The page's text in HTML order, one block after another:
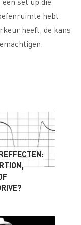
hebt
heeft, de kans